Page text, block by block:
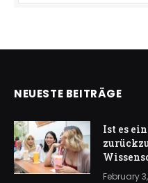
NEUESTE BEITRÄGE
Ist es
February